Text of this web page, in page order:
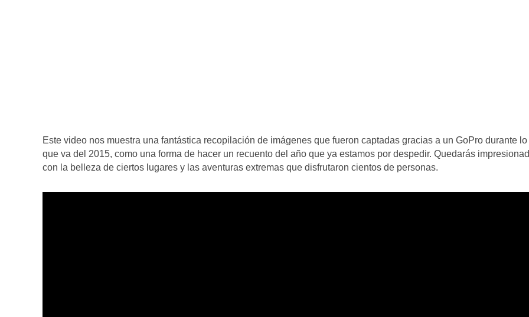
Este video nos muestra una fantástica recopilación de imágenes que fueron captadas gracias a un GoPro durante lo
que va del 2015, como una forma de hacer un recuento del año que ya estamos por despedir. Quedarás
con la belleza de ciertos lugares y las aventuras extremas que disfrutaron cientos de personas.